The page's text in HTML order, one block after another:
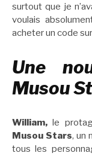
surtout que je
voulais
acheter un code
Une
Musou
William, le
Musou Stars, un
tous les